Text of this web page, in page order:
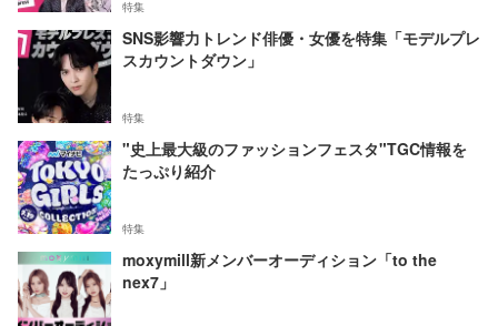
特集
SNS影響力トレンド俳優・女優を特集「モデルプレ
スカウントダウン」
特集
"史上最大級のファッションフェスタ"TGC情報を
たっぷり紹介
特集
moxymill新メンバーオーディション「to the
nex7」